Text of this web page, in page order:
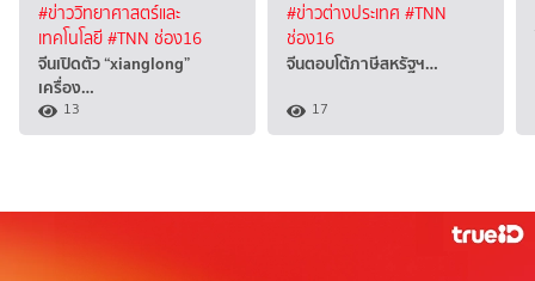
#ข่าววิทยาศาสตร์และ
เทคโนโลยี#TNN ช่อง16
จีนเปิดตัว “xianglong”
เครื่อง…
13
#ข่าวต่างประเทศ #TNN
ช่อง16
จีนตอบโต้ภาษีสหรัฐฯ…
17